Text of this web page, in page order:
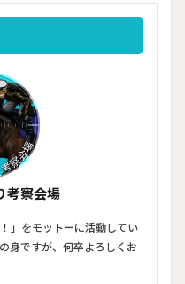
考察会場
」をモットーに活動してい
身ですが、何卒よろしくお